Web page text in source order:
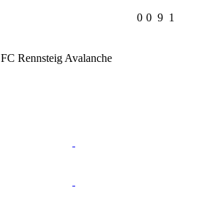
FC Rennsteig Avalanche
0 0 9 1